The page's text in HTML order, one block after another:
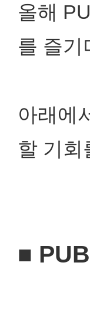
올해
를 즐기
아래에
할 기회
■